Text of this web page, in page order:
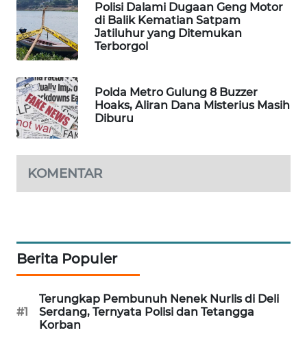
Polisi Dalami Dugaan Geng Motor
di Balik Kematian Satpam
Jatiluhur yang Ditemukan
Terborgol
Polda Metro Gulung 8 Buzzer
Hoaks, Aliran Dana Misterius Masih
Diburu
KOMENTAR
Berita Populer
#1
Terungkap Pembunuh Nenek Nurlis di Deli
Serdang, Ternyata Polisi dan Tetangga
Korban
WAHANA
PERSONA
WAHANA
OTOMOTIF
WAHANA
WAHANA
DESA
LAPAK
WAHANA
Network